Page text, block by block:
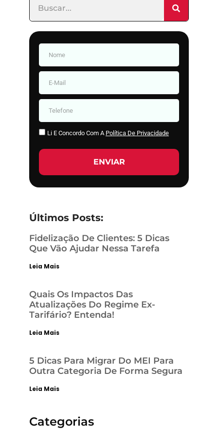
Li E Concordo Com A Política De Privacidade
ENVIAR
Últimos Posts:
Fidelização De Clientes: 5 Dicas
Que Vão Ajudar Nessa Tarefa
Leia Mais
Quais Os Impactos Das
Atualizações Do Regime Ex-
Tarifário? Entenda!
Leia Mais
5 Dicas Para Migrar Do MEI Para
Outra Categoria De Forma Segura
Leia Mais
Categorias